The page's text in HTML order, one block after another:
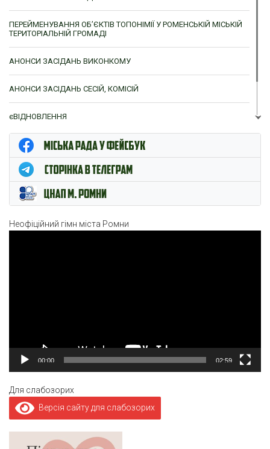
ПЕРЕЙМЕНУВАННЯ ОБ’ЄКТІВ ТОПОНІМІЇ У РОМЕНСЬКІЙ МІСЬКІЙ
ТЕРИТОРІАЛЬНІЙ ГРОМАДІ
АНОНСИ ЗАСІДАНЬ ВИКОНКОМУ
АНОНСИ ЗАСІДАНЬ СЕСІЙ, КОМІСІЙ
єВІДНОВЛЕННЯ
ЦНАП м. Ромни
Неофіційний гімн міста Ромни
00:00 02:59
Для слабозорих
Версія сайту для слабозорих